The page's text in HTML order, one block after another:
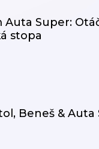
Auta Super:
stopa
Beneš & Auta